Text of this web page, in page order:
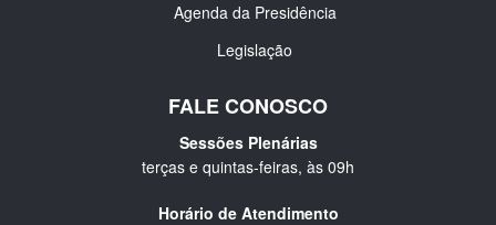
Agenda da Presidência
Legislação
FALE CONOSCO
Sessões Plenárias
terças e quintas-feiras, às 09h
Horário de Atendimento